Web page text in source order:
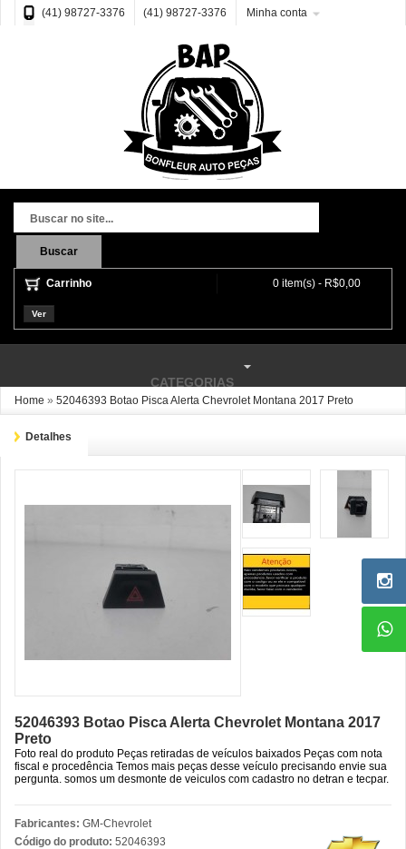
(41) 98727-3376 (41) 98727-3376 Minha conta
Buscar
Carrinho 0 item(s) - R$0,00
Ver
CATEGORIAS
Home » 52046393 Botao Pisca Alerta Chevrolet Montana 2017 Preto
Detalhes
52046393 Botao Pisca Alerta Chevrolet Montana 2017
Preto
Foto real do produto Peças retiradas de veículos baixados Peças com nota
fiscal e procedência Temos mais peças desse veículo precisando envie sua
pergunta. somos um desmonte de veiculos com cadastro no detran e tecpar.
Fabricantes: GM-Chevrolet
Código do produto: 52046393